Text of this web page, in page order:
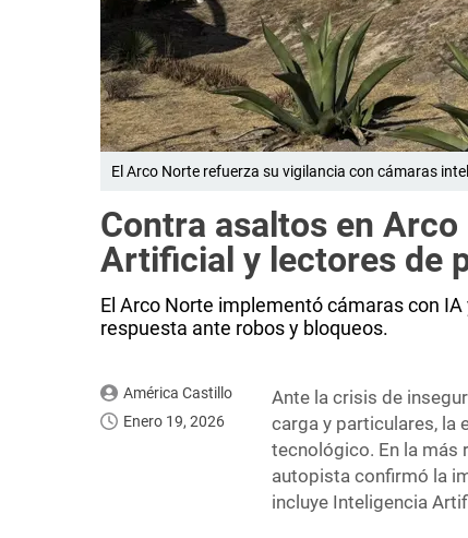
El Arco Norte refuerza su vigilancia con cámaras
Contra asaltos en
Artificial y lectores de
El Arco Norte implementó cámaras con
respuesta ante robos y bloqueos.
América Castillo
Enero 19, 2026
Ante la crisis de
carga y particulares, la
tecnológico. En la más
autopista confirmó la
incluye Inteligencia